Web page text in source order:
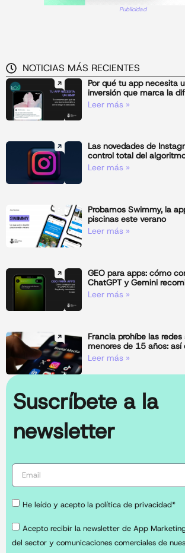
Publicidad
NOTICIAS MÁS RECIENTES
Por qué tu app necesita
inversión que marca la
Leer más »
Las novedades de
control total del
Leer más »
Probamos Swimmy, la
piscinas este verano
Leer más »
GEO para apps: cómo
ChatGPT y Gemini
Leer más »
Francia prohíbe las
menores de 15 años: así
Leer más »
Suscríbete a la
newsletter
He leído y acepto la política de privacidad*
Acepto recibir la newsletter de App
del sector y comunicaciones comerciales de